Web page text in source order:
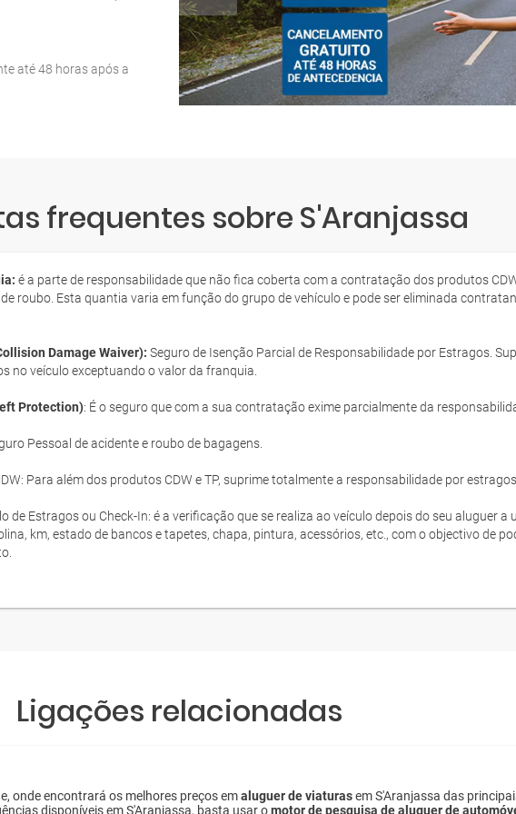
até 48 horas após a
frequentes sobre S'Aranjassa
é a parte de responsabilidade que não fica coberta com a contratação dos produtos
roubo. Esta quantia varia em função do grupo de vehículo e pode ser eliminada
Damage Waiver): Seguro de Isenção Parcial de Responsabilidade por Estragos.
no veículo exceptuando o valor da franquia.
Protection): É o seguro que com a sua contratação exime parcialmente da
Pessoal de acidente e roubo de bagagens.
Para além dos produtos CDW e TP, suprime totalmente a responsabilidade por
de Estragos ou Check-In: é a verificação que se realiza ao veículo depois do seu aluguer a
km, estado de bancos e tapetes, chapa, pintura, acessórios, etc., com o objectivo de
Ligações relacionadas
onde encontrará os melhores preços emaluguer de viaturasem S'Aranjassa das
disponíveis em S'Aranjassa, basta usar omotor de pesquisa de aluguer de